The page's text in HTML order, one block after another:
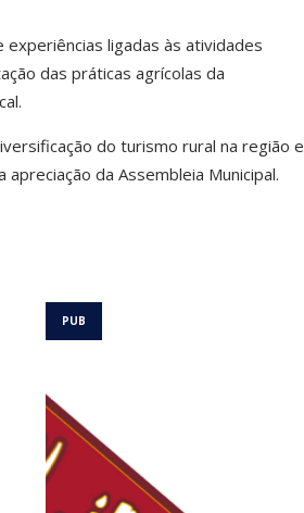
ligadas às atividades
das práticas agrícolas da
do turismo rural na região e
da Assembleia Municipal.